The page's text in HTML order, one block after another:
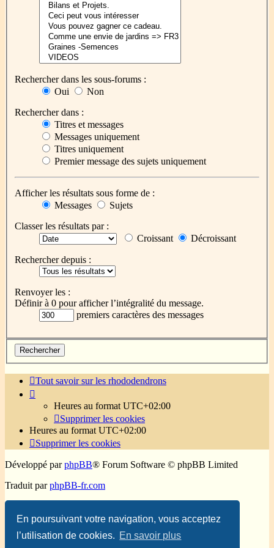
En poursuivant votre navigation, vous acceptez
l’utilisation de cookies. En savoir plus
Rechercher dans les sous-forums :
Oui
Non
Rechercher dans :
Titres et messages
Messages uniquement
Titres uniquement
Premier message des sujets uniquement
Afficher les résultats sous forme de :
Messages
Sujets
Classer les résultats par :
Croissant
Décroissant
Rechercher depuis :
Renvoyer les :
Définir à 0 pour afficher l’intégralité du message.
premiers caractères des messages
Tout savoir sur les rhododendrons
Heures au format UTC+02:00
Supprimer les cookies
Heures au format UTC+02:00
Supprimer les cookies
Développé parphpBB® Forum Software © phpBB Limited
Traduit parphpBB-fr.com
Confidentialité